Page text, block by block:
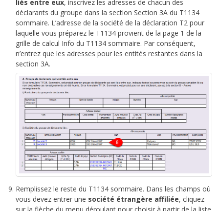
liés entre eux, inscrivez les adresses de chacun des
déclarants du groupe dans la section Section 3A du T1134
sommaire. L’adresse de la société de la déclaration T2 pour
laquelle vous préparez le T1134 provient de la page 1 de la
grille de calcul Info du T1134 sommaire. Par conséquent,
n’entrez que les adresses pour les entités restantes dans la
section 3A.
Remplissez le reste du T1134 sommaire. Dans les champs où
vous devez entrer une société étrangère affiliée, cliquez